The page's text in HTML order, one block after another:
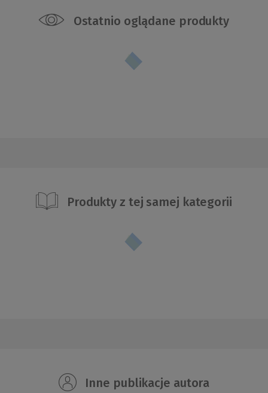
Ostatnio oglądane produkty
Produkty z tej samej kategorii
Inne publikacje autora